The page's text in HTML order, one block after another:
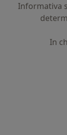
Informativa
In